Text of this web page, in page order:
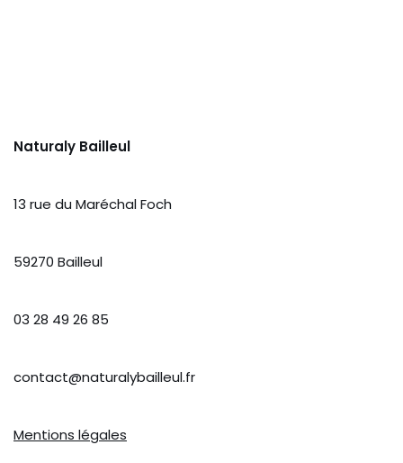
Naturaly Bailleul
13 rue du Maréchal Foch
59270 Bailleul
03 28 49 26 85
contact@naturalybailleul.fr
Mentions légales